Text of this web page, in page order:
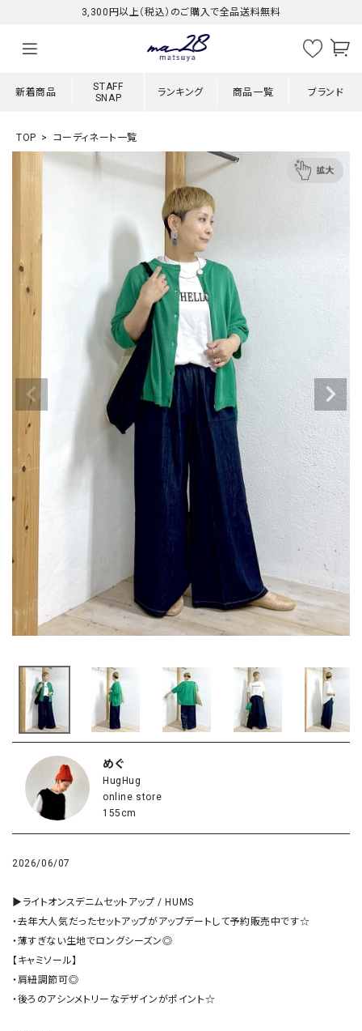
3,300円以上（税込）のご購入で全品送料無料
新着商品
STAFF
SNAP
ランキング 商品一覧 ブランド
TOP コーディネート一覧
めぐ
HugHug
online store
155cm
2026/06/07
▶︎ライトオンスデニムセットアップ / HUMS
・去年大人気だったセットアップがアップデートして予約販売中です☆
・薄すぎない生地でロングシーズン◎
【キャミソール】
・肩紐調節可◎
・後ろのアシンメトリーなデザインがポイント☆